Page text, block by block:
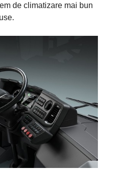
de climatizare mai bun